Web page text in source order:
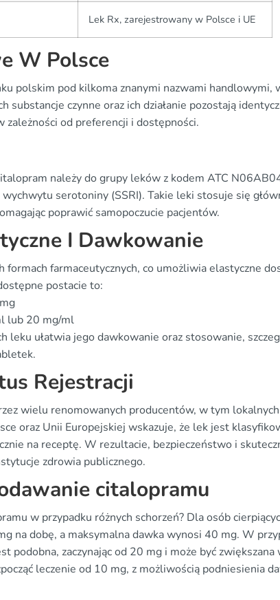
Lek Rx, zarejestrowany w Polsce i UE
W Polsce
polskim pod kilkoma znanymi nazwami handlowymi,
substancje czynne oraz ich działanie pozostają
zależności od preferencji i dostępności.
należy do grupy leków z kodem ATC
serotoniny (SSRI). Takie leki stosuje się
poprawić samopoczucie pacjentów.
I Dawkowanie
farmaceutycznych, co umożliwia elastyczne
postacie to:
lub 20 mg/ml
leku ułatwia jego dawkowanie oraz stosowanie,
Rejestracji
wielu renomowanych producentów, w tym
oraz Unii Europejskiej wskazuje, że lek jest
na receptę. W rezultacie, bezpieczeństwo i
zdrowia publicznego.
citalopramu
w przypadku różnych schorzeń? Dla osób
na dobę, a maksymalna dawka wynosi 40 mg. W
podobna, zaczynając od 20 mg i może być
leczenie od 10 mg, z możliwością podniesienia